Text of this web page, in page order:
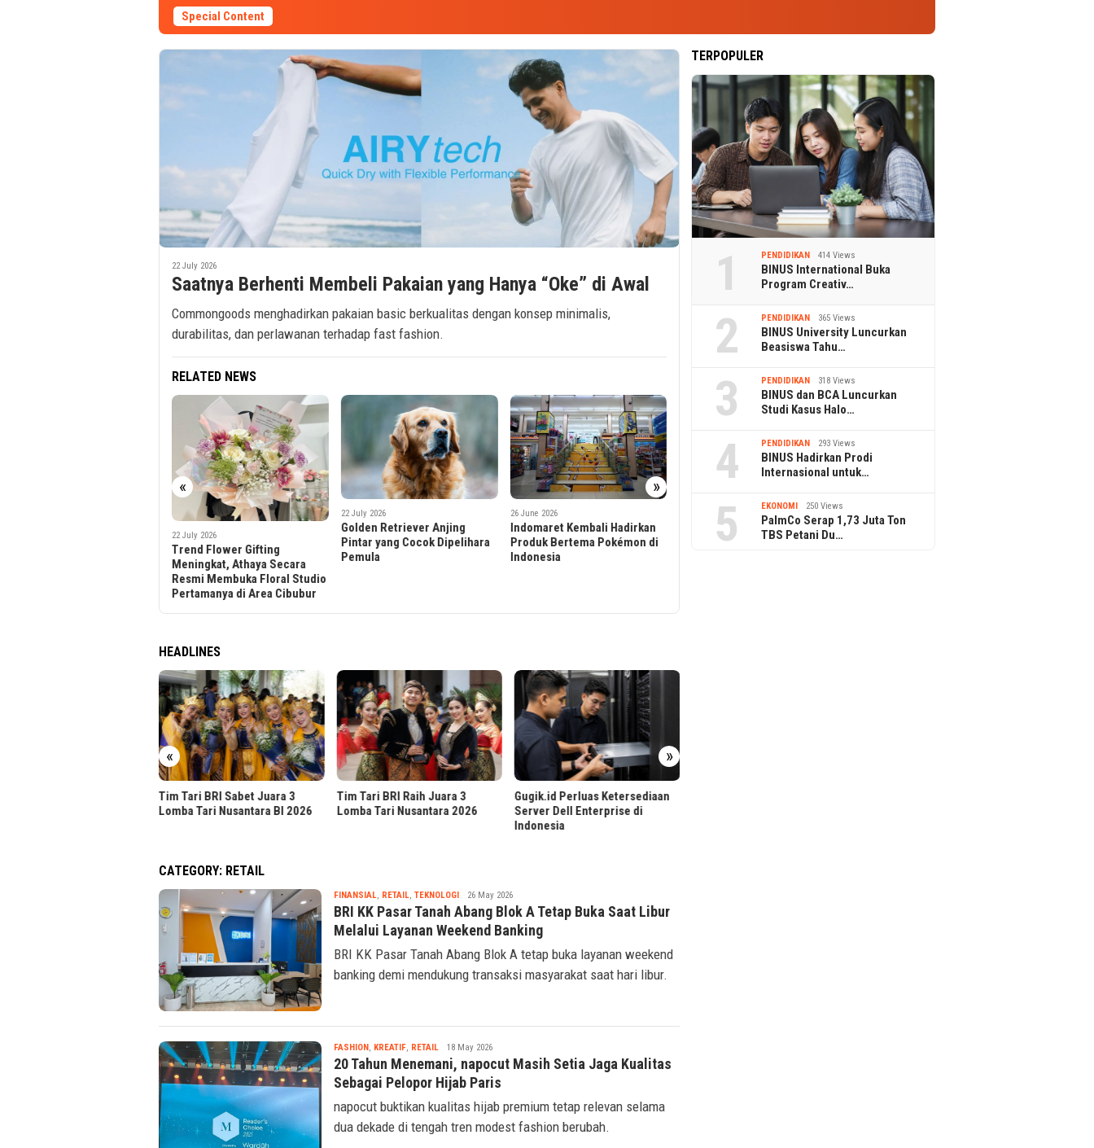
Special Content
22 July 2026
Saatnya Berhenti Membeli Pakaian yang Hanya “Oke” di Awal
Commongoods menghadirkan pakaian basic berkualitas dengan konsep minimalis,
durabilitas, dan perlawanan terhadap fast fashion.
RELATED NEWS
« »
22 July 2026
Pintar yang Cocok Dipelihara
Pemula
26 June 2026
Indomaret Kembali Hadirkan
Produk Bertema Pokémon di
Indonesia
22 June 2026
Jangan Salah Pilih, Ini Ciri-
Ciri Kucing Anggora Asli yang
Perlu Diketahui
22 June 2026
Serigala, Ini Fakta Menarik
tentang Anjing Husky
Preloved, deGaiya Luncurkan
HEADLINES
« »
Tim Tari BRI Raih Juara 3
Lomba Tari Nusantara 2026
Gugik.id Perluas Ketersediaan
Server Dell Enterprise di
Cara Top Up Diamond Free Fire
Cepat dan Aman via Gamezi
CATEGORY: RETAIL
FINANSIAL RETAIL TEKNOLOGITsaqif
Ridwan
26 May 2026
BRI KK Pasar Tanah Abang Blok A Tetap Buka Saat Libur
Melalui Layanan Weekend Banking
BRI KK Pasar Tanah Abang Blok A tetap buka layanan weekend
banking demi mendukung transaksi masyarakat saat hari libur.
FASHION KREATIF RETAIL Tsaqif
Ridwan
18 May 2026
20 Tahun Menemani, napocut Masih Setia Jaga Kualitas
Sebagai Pelopor Hijab Paris
napocut buktikan kualitas hijab premium tetap relevan selama
dua dekade di tengah tren modest fashion berubah.
TERPOPULER
1 PENDIDIKAN 414 Views
BINUS International Buka
Program Creativ…
2 PENDIDIKAN 365 Views
BINUS University Luncurkan
Beasiswa Tahu…
3 PENDIDIKAN 318 Views
BINUS dan BCA Luncurkan
Studi Kasus Halo…
4 PENDIDIKAN 293 Views
BINUS Hadirkan Prodi
Internasional untuk…
5 EKONOMI 250 Views
PalmCo Serap 1,73 Juta Ton
TBS Petani Du…